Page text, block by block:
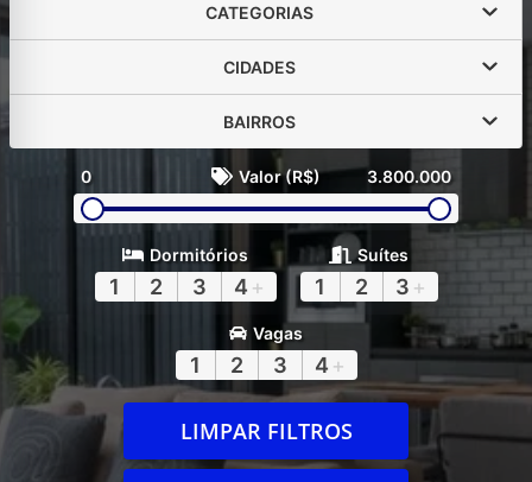
CATEGORIAS
CIDADES
BAIRROS
0 Valor (R$) 3.800.000
Dormitórios
1 2 3 4 +
Suítes
1 2 3 +
Vagas
1 2 3 4 +
LIMPAR FILTROS